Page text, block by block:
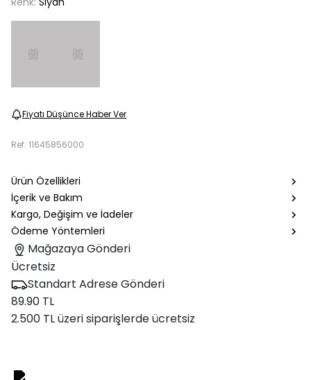
Fiyatı Düşünce Haber Ver
Ref. 11645856000
Ürün Özellikleri
İçerik ve Bakım
Kargo, Değişim ve İadeler
Ödeme Yöntemleri
Mağazaya Gönderi
Ücretsiz
Standart Adrese Gönderi
89.90 TL
2.500 TL üzeri siparişlerde ücretsiz